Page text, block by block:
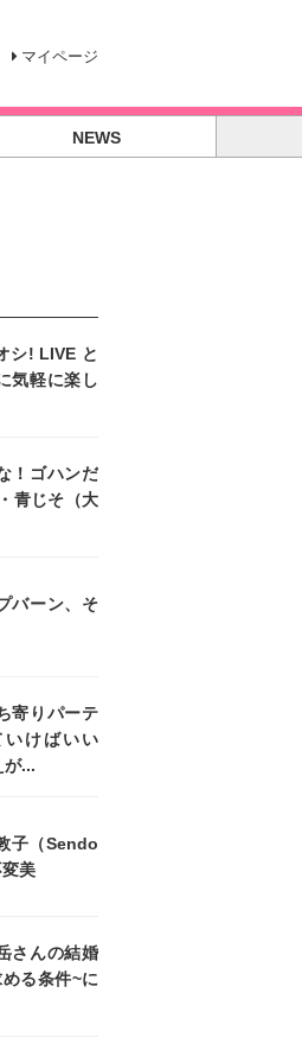
マイページ
NEWS
シ! LIVE と
気軽に楽し
！ゴハンだ
青じそ（大
バーン、そ
寄りパーテ
いけばいい
が...
子（Sendo
美
さんの結婚
る条件~に